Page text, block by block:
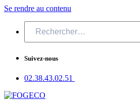
Se rendre au contenu
Suivez-nous
02.38.43​.02.51